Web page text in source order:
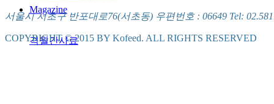
Magazine
격월간사료
서울시 서초구 반포대로76(서초동) 우편번호 : 06649 Tel:
COPYRIGHT © 2015 BY Kofeed. ALL RIGHTS RESERVED